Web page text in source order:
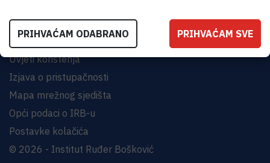
Uvjeti korištenja
Izjava o pristupačnosti
Mapa mrežnog sjedišta
Opći podaci o IRB-u
Postavke kolačića
© 2026 - Institut Ruđer Bošković
PRIHVAĆAM ODABRANO PRIHVAĆAM SVE